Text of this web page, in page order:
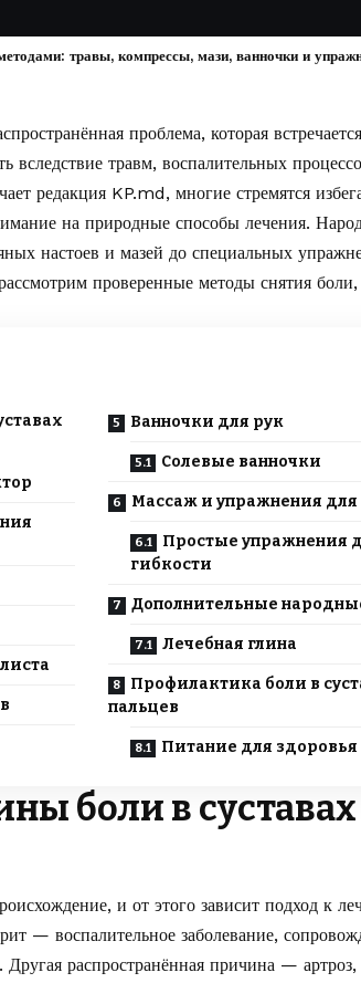
травы, компрессы, мази, ванночки и
проблема, которая
вследствие травм, воспалительных
редакция KP.md, многие стремятся
на природные способы лечения.
настоев и мазей до специальных
проверенные методы снятия
Ванночки для рук
Солевые ванночки
Массаж и упражнения для
Простые упражнения
гибкости
Дополнительные
Лечебная глина
Профилактика боли в
пальцев
Питание для здоровья
боли в суставах
и от этого зависит подход к
— воспалительное заболевание,
распространённая причина —